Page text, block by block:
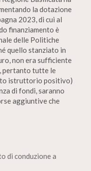
la dotazione
2023, di cui al
finanziamento è
delle Politiche
quello stanziato in
non era sufficiente
pertanto tutte le
istruttorio positivo)
di fondi, saranno
aggiuntive che
di conduzione a